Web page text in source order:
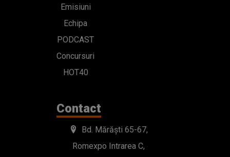
Emisiuni
Echipa
PODCAST
Concursuri
HOT40
Contact
Bd. Mărăști 65-67,
Romexpo Intrarea C,